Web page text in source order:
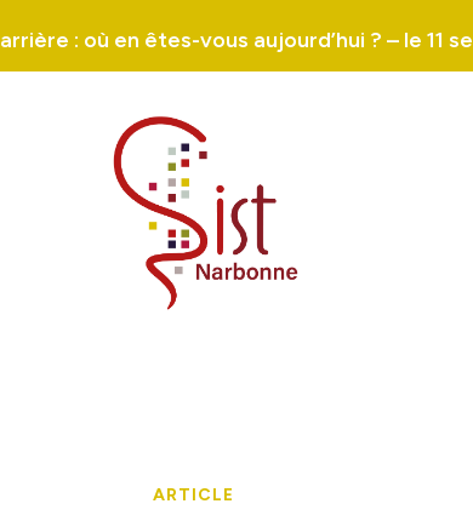
: où en êtes-vous aujourd’hui ? – le 11
ARTICLE